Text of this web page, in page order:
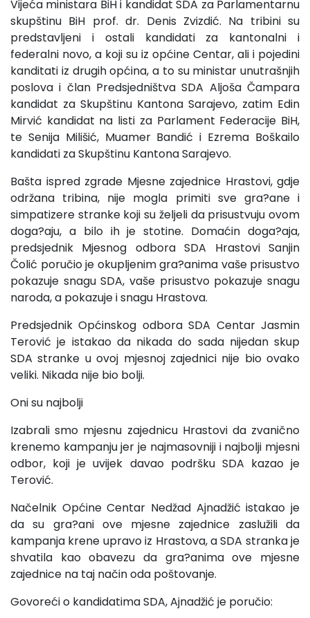
Vijeća ministara BiH i kandidat SDA za Parlamentarnu
skupštinu BiH prof. dr. Denis Zvizdić. Na tribini su
predstavljeni i ostali kandidati za kantonalni i
federalni novo, a koji su iz općine Centar, ali i pojedini
kanditati iz drugih općina, a to su ministar unutrašnjih
poslova i član Predsjedništva SDA Aljoša Čampara
kandidat za Skupštinu Kantona Sarajevo, zatim Edin
Mirvić kandidat na listi za Parlament Federacije BiH,
te Senija Milišić, Muamer Bandić i Ezrema Boškailo
kandidati za Skupštinu Kantona Sarajevo.
Bašta ispred zgrade Mjesne zajednice Hrastovi, gdje
održana tribina, nije mogla primiti sve gra?ane i
simpatizere stranke koji su željeli da prisustvuju ovom
doga?aju, a bilo ih je stotine. Domaćin doga?aja,
predsjednik Mjesnog odbora SDA Hrastovi Sanjin
Čolić poručio je okupljenim gra?anima vaše prisustvo
pokazuje snagu SDA, vaše prisustvo pokazuje snagu
naroda, a pokazuje i snagu Hrastova.
Predsjednik Općinskog odbora SDA Centar Jasmin
Terović je istakao da nikada do sada nijedan skup
SDA stranke u ovoj mjesnoj zajednici nije bio ovako
veliki. Nikada nije bio bolji.
Oni su najbolji
Izabrali smo mjesnu zajednicu Hrastovi da zvanično
krenemo kampanju jer je najmasovniji i najbolji mjesni
odbor, koji je uvijek davao podršku SDA kazao je
Terović.
Načelnik Općine Centar Nedžad Ajnadžić istakao je
da su gra?ani ove mjesne zajednice zaslužili da
kampanja krene upravo iz Hrastova, a SDA stranka je
shvatila kao obavezu da gra?anima ove mjesne
zajednice na taj način oda poštovanje.
Govoreći o kandidatima SDA, Ajnadžić je poručio: